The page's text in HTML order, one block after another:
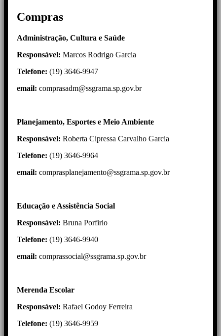
Compras
Administração, Cultura e Saúde
Responsável: Marcos Rodrigo Garcia
Telefone: (19) 3646-9947
email: comprasadm@ssgrama.sp.gov.br
Planejamento, Esportes e Meio Ambiente
Responsável: Roberta Cipressa Carvalho Garcia
Telefone: (19) 3646-9964
email: comprasplanejamento@ssgrama.sp.gov.br
Educação e Assistência Social
Responsável: Bruna Porfirio
Telefone: (19) 3646-9940
email: comprassocial@ssgrama.sp.gov.br
Merenda Escolar
Responsável: Rafael Godoy Ferreira
Telefone: (19) 3646-9959